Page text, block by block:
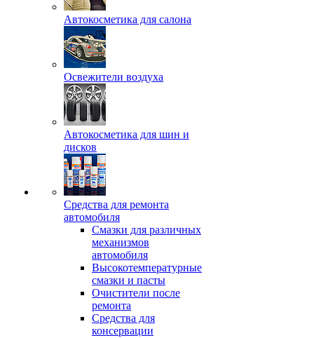
Автокосметика для салона
Освежители воздуха
Автокосметика для шин и
дисков
Средства для ремонта
автомобиля
Смазки для различных
механизмов
автомобиля
Высокотемпературные
смазки и пасты
Очистители после
ремонта
Средства для
консервации